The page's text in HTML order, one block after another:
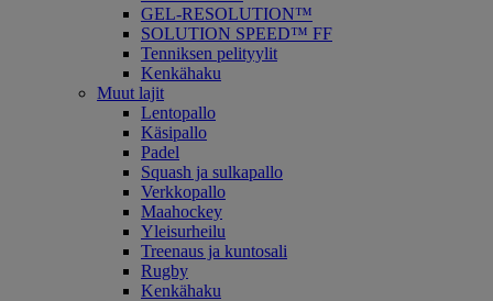
GEL-RESOLUTION™
SOLUTION SPEED™ FF
Tenniksen pelityylit
Kenkähaku
Muut lajit
Lentopallo
Käsipallo
Padel
Squash ja sulkapallo
Verkkopallo
Maahockey
Yleisurheilu
Treenaus ja kuntosali
Rugby
Kenkähaku